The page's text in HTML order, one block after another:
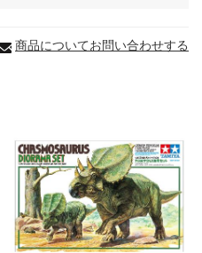
商品についてお問い合わせする